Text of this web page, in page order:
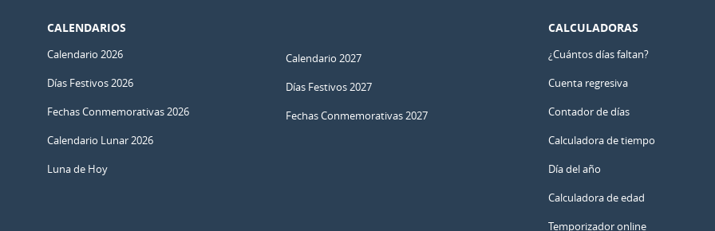
CALENDARIOS
Calendario 2026
Días Festivos 2026
Fechas Conmemorativas 2026
Calendario Lunar 2026
Luna de Hoy
Calendario 2027
Días Festivos 2027
Fechas Conmemorativas 2027
CALCULADORAS
¿Cuántos días faltan?
Cuenta regresiva
Contador de días
Calculadora de tiempo
Día del año
Calculadora de edad
Temporizador online